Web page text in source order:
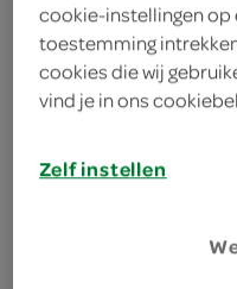
3 rode uien
1 eetlepel boter
cookie-instellingen op
toestemming
cookies die wij
vind je in ons
Zelf instellen